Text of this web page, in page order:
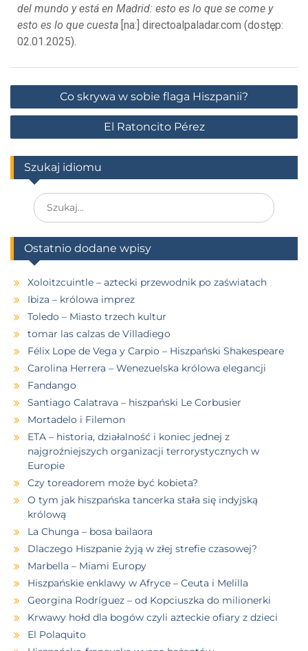
del mundo y está en Madrid: esto es lo que se come y
esto es lo que cuesta [na:] directoalpaladar.com (dostęp:
02.01.2025).
Co skrywa w sobie flaga Hiszpanii?
El Ratoncito Pérez
Szukaj idiomu
Ostatnio dodane wpisy
Xoloitzcuintle – aztecki przewodnik po zaświatach
Ibiza – królowa imprez
Toledo – Miasto trzech kultur
tomar las calzas de Villadiego
Félix Lope de Vega y Carpio – Hiszpański Shakespeare
Carolina Herrera – Wenezuelska królowa elegancji
Fandango
Santiago Calatrava – hiszpański Le Corbusier
Mortadelo i Filemon
ETA – historia, działalność i koniec jednej z
najgroźniejszych organizacji terrorystycznych w
Europie
Czy toreadorem może być kobieta?
O tym jak hiszpańska tancerka stała się indyjską
królową
La Chunga – bosa bailaora
Dlaczego Hiszpanie żyją w złej strefie czasowej?
Marbella – Miami Europy
Hiszpańskie enklawy w Afryce – Ceuta i Melilla
Georgina Rodríguez – od Kopciuszka do milionerki
Krwawy hołd dla bogów czyli azteckie ofiary z dzieci
El Polaquito